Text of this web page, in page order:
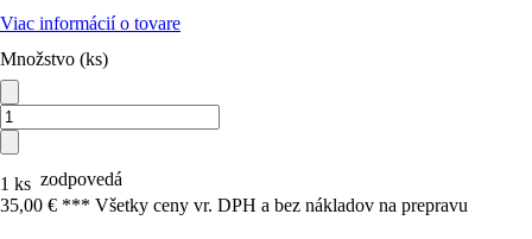
Viac informácií o tovare
Množstvo (ks)
1 ks zodpovedá
35,00 € *** Všetky ceny vr. DPH a bez nákladov na prepravu